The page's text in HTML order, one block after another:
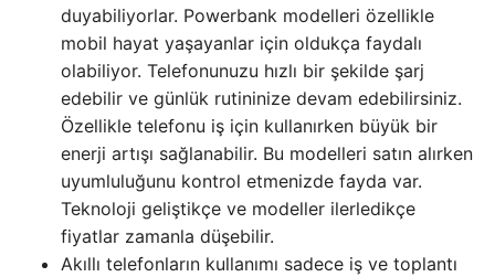
duyabiliyorlar. Powerbank modelleri özellikle
mobil hayat yaşayanlar için oldukça faydalı
olabiliyor. Telefonunuzu hızlı bir şekilde şarj
edebilir ve günlük rutininize devam edebilirsiniz.
Özellikle telefonu iş için kullanırken büyük bir
enerji artışı sağlanabilir. Bu modelleri satın alırken
uyumluluğunu kontrol etmenizde fayda var.
Teknoloji geliştikçe ve modeller ilerledikçe
fiyatlar zamanla düşebilir.
Akıllı telefonların kullanımı sadece iş ve toplantı